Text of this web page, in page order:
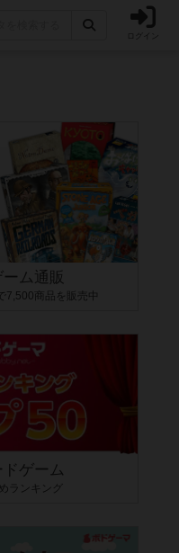
ログイン
ム通販
7,500商品を販売中
ドゲーム
ランキング